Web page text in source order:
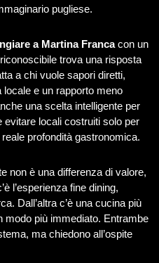
pugliese.
a Martina Francacon un
trova una risposta
a chi vuole sapori diretti,
e un rapporto meno
una scelta intelligente per
evitare locali costruiti solo per
profondità gastronomica.
non è una differenza di valore,
l’esperienza fine dining,
Dall’altra c’è una cucina più
modo più immediato. Entrambe
ma chiedono all’ospite